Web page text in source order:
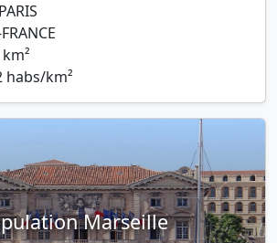
habs/km²
Marseille